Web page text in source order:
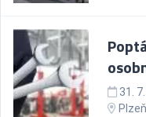
31.